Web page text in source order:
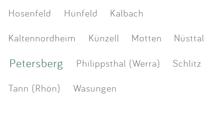
Hosenfeld
Hünfeld
Kalbach
Kaltennordheim
Künzell Motten Nüsttal
Petersberg Philippsthal (Werra)
Schlitz
Tann (Rhön)
Wasungen